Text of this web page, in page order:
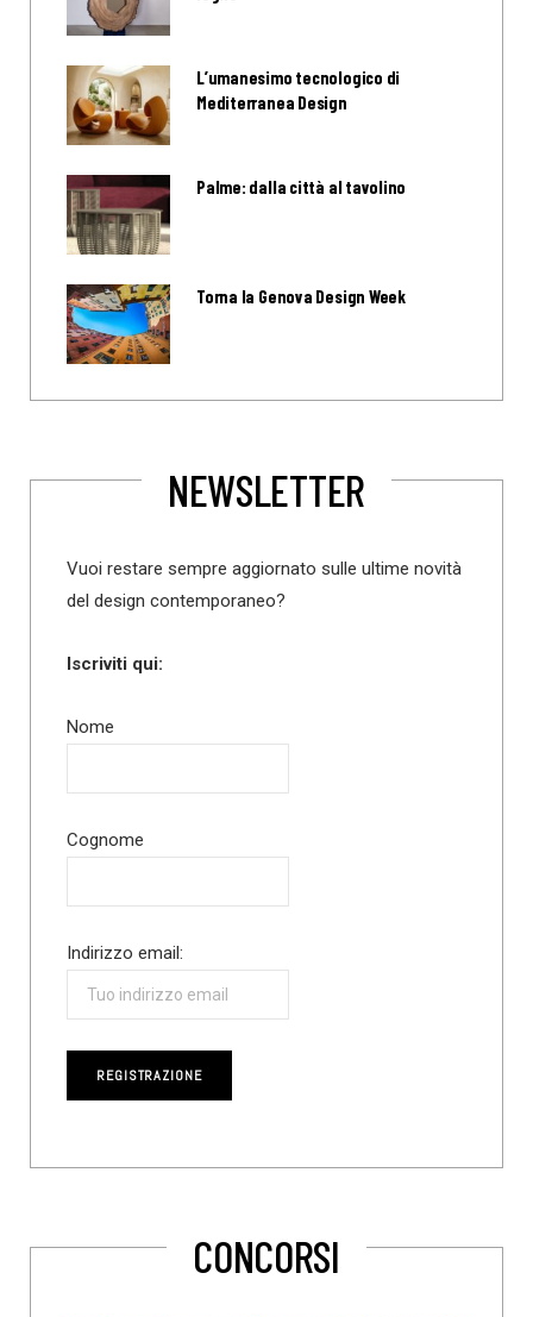
L’umanesimo tecnologico di
Mediterranea Design
Palme: dalla città al tavolino
Torna la Genova Design Week
NEWSLETTER
Vuoi restare sempre aggiornato sulle ultime novità
del design contemporaneo?
Iscriviti qui:
Nome
Cognome
Indirizzo email:
CONCORSI